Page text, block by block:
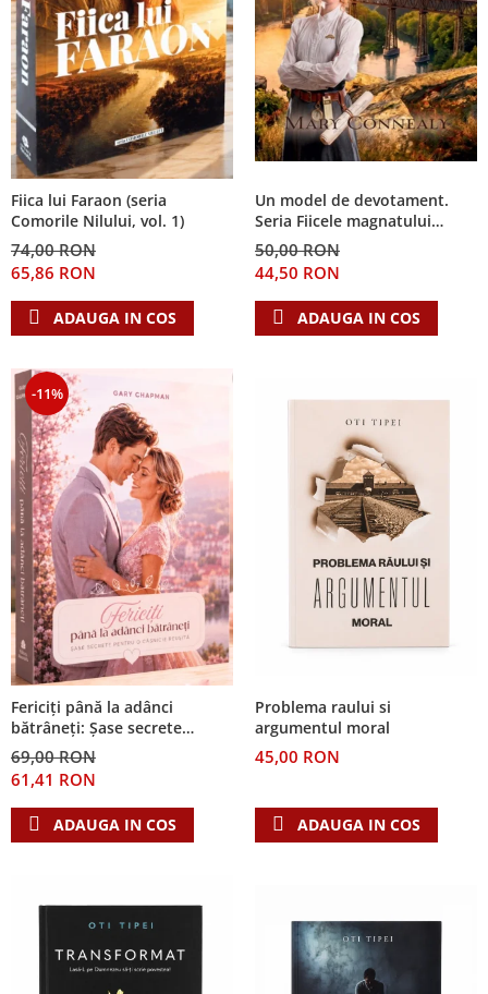
Fiica lui Faraon (seria
Comorile Nilului, vol. 1)
74,00 RON
65,86 RON
ADAUGA IN COS
Un model de devotament.
Seria Fiicele magnatului
forestier 3
50,00 RON
44,50 RON
ADAUGA IN COS
-11%
Fericiți până la adânci
bătrâneți: Șase secrete
pentru o căsnicie reușită
69,00 RON
61,41 RON
ADAUGA IN COS
Problema raului si
argumentul moral
45,00 RON
ADAUGA IN COS